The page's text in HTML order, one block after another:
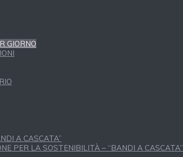
GIORNO
A CASCATA”
PER LA SOSTENIBILITÀ – “BANDI A CASCATA”